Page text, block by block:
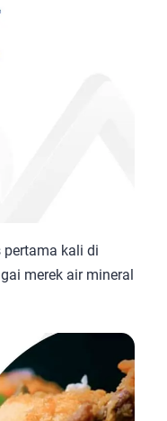
pertama kali di
merek air mineral